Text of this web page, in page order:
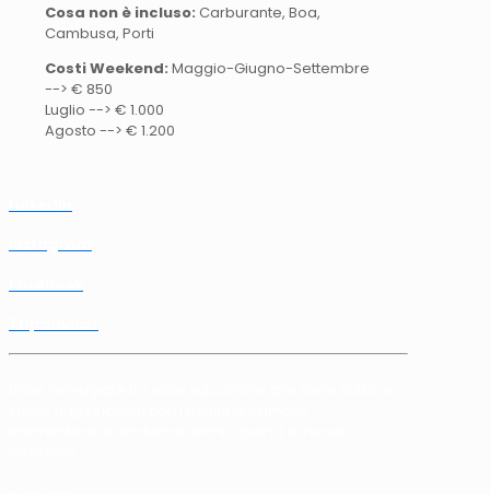
Cosa non è incluso: Carburante, Boa,
Cambusa, Porti
Costi Weekend: Maggio-Giugno-Settembre
--> € 850
Luglio --> € 1.000
Agosto --> € 1.200